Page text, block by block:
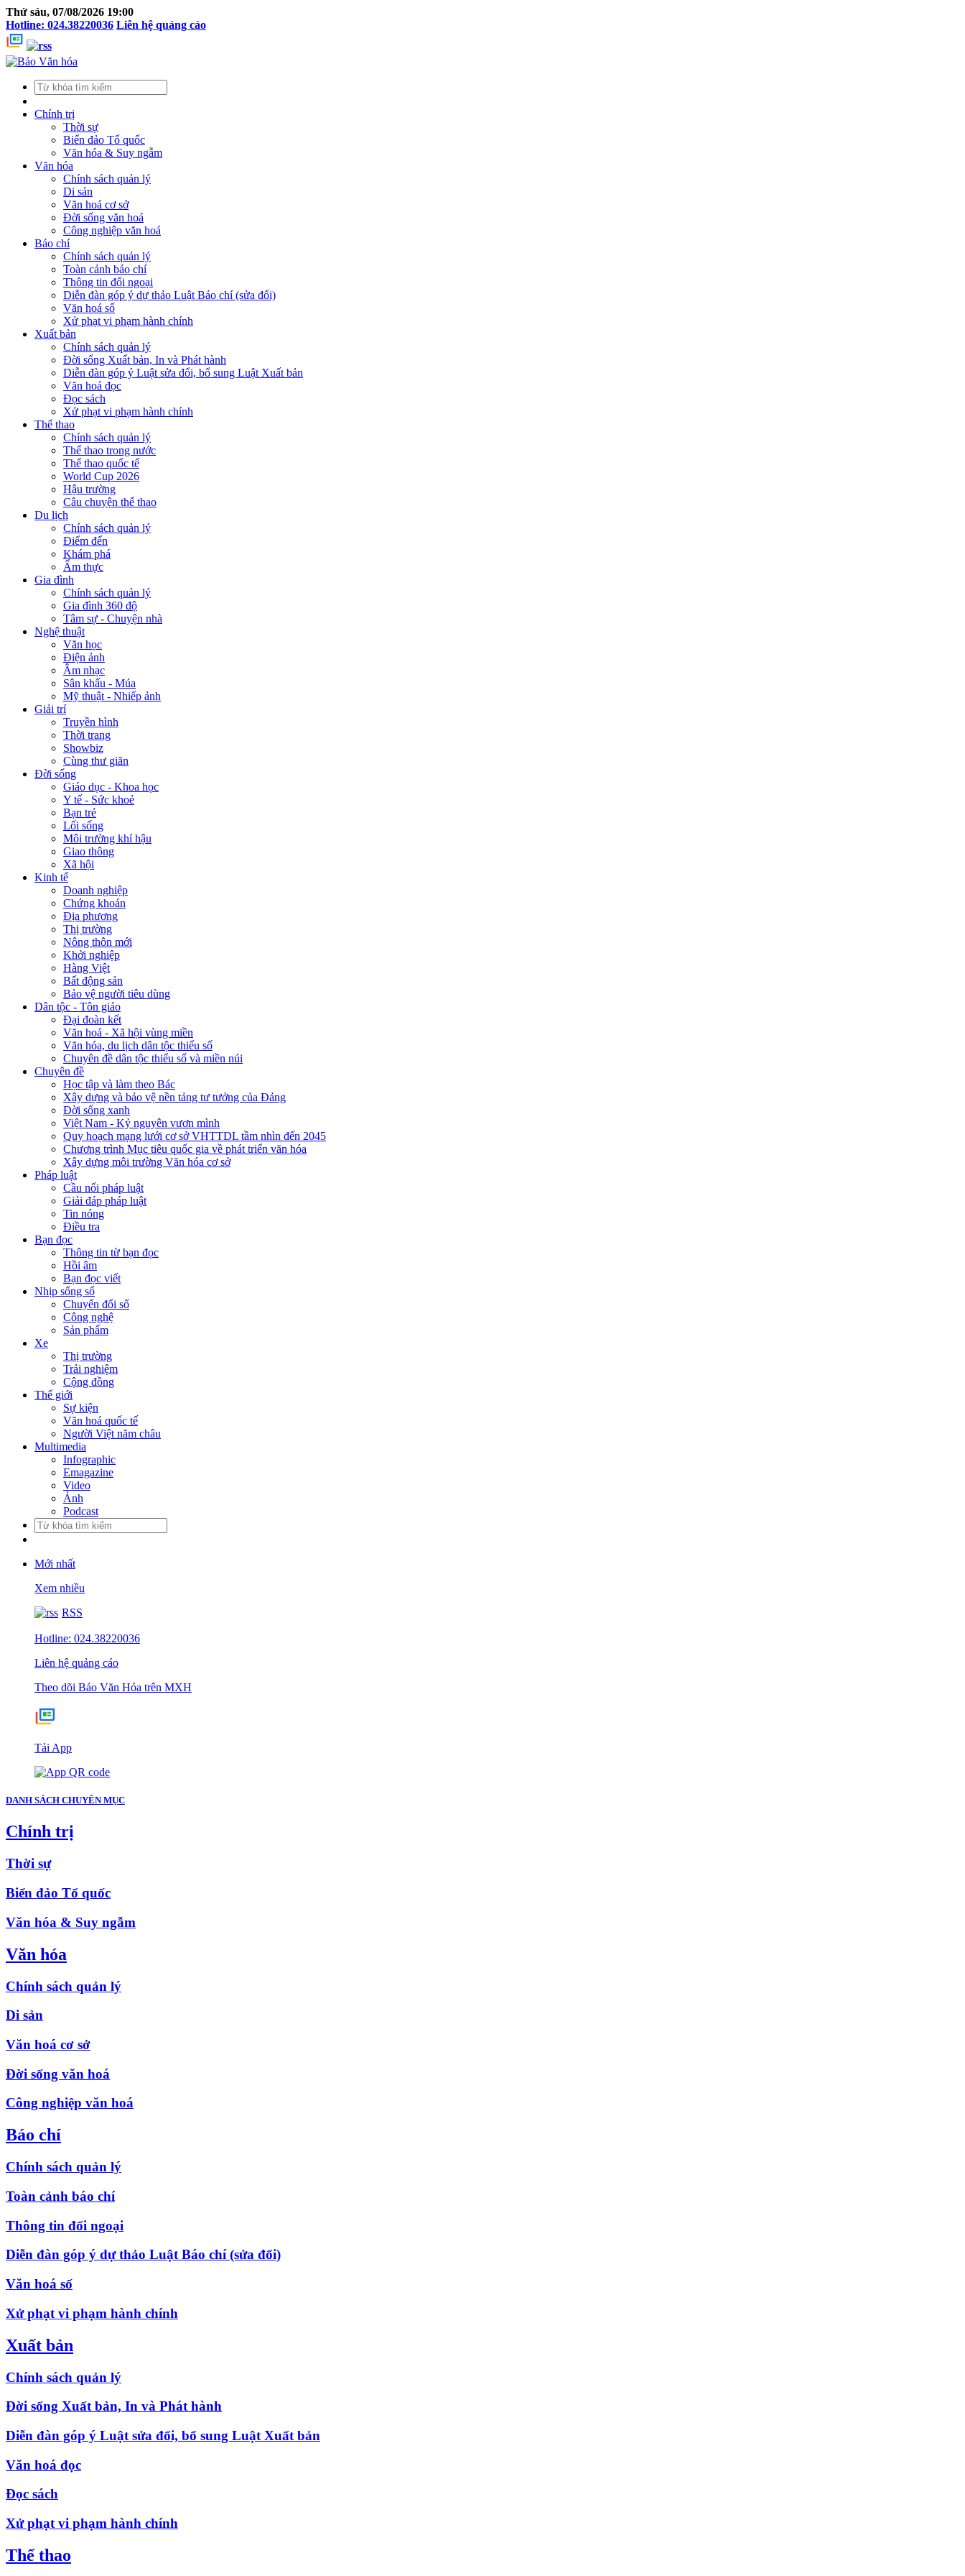
Thứ sáu, 07/08/2026 19:00
Hotline: 024.38220036 Liên hệ quảng cáo
Chính trị
Thời sự
Biển đảo Tổ quốc
Văn hóa & Suy ngẫm
Văn hóa
Chính sách quản lý
Di sản
Văn hoá cơ sở
Đời sống văn hoá
Công nghiệp văn hoá
Báo chí
Chính sách quản lý
Toàn cảnh báo chí
Thông tin đối ngoại
Diễn đàn góp ý dự thảo Luật Báo chí (sửa đổi)
Văn hoá số
Xử phạt vi phạm hành chính
Xuất bản
Chính sách quản lý
Đời sống Xuất bản, In và Phát hành
Diễn đàn góp ý Luật sửa đổi, bổ sung Luật Xuất bản
Văn hoá đọc
Đọc sách
Xử phạt vi phạm hành chính
Thể thao
Chính sách quản lý
Thể thao trong nước
Thể thao quốc tế
World Cup 2026
Hậu trường
Câu chuyện thể thao
Du lịch
Chính sách quản lý
Điểm đến
Khám phá
Ẩm thực
Gia đình
Chính sách quản lý
Gia đình 360 độ
Tâm sự - Chuyện nhà
Nghệ thuật
Văn học
Điện ảnh
Âm nhạc
Sân khấu - Múa
Mỹ thuật - Nhiếp ảnh
Giải trí
Truyền hình
Thời trang
Showbiz
Cùng thư giãn
Đời sống
Giáo dục - Khoa học
Y tế - Sức khoẻ
Bạn trẻ
Lối sống
Môi trường khí hậu
Giao thông
Xã hội
Kinh tế
Doanh nghiệp
Chứng khoán
Địa phương
Thị trường
Nông thôn mới
Khởi nghiệp
Hàng Việt
Bất động sản
Bảo vệ người tiêu dùng
Dân tộc - Tôn giáo
Đại đoàn kết
Văn hoá - Xã hội vùng miền
Văn hóa, du lịch dân tộc thiểu số
Chuyên đề dân tộc thiểu số và miền núi
Chuyên đề
Học tập và làm theo Bác
Xây dựng và bảo vệ nền tảng tư tưởng của Đảng
Đời sống xanh
Việt Nam - Kỷ nguyên vươn mình
Quy hoạch mạng lưới cơ sở VHTTDL tầm nhìn đến 2045
Chương trình Mục tiêu quốc gia về phát triển văn hóa
Xây dựng môi trường Văn hóa cơ sở
Pháp luật
Cầu nối pháp luật
Giải đáp pháp luật
Tin nóng
Điều tra
Bạn đọc
Thông tin từ bạn đọc
Hồi âm
Bạn đọc viết
Nhịp sống số
Chuyển đổi số
Công nghệ
Sản phẩm
Xe
Thị trường
Trải nghiệm
Cộng đồng
Thế giới
Sự kiện
Văn hoá quốc tế
Người Việt năm châu
Multimedia
Infographic
Emagazine
Video
Ảnh
Podcast
Mới nhất
Xem nhiều
RSS
Hotline: 024.38220036
Liên hệ quảng cáo
Theo dõi Báo Văn Hóa trên MXH
Tải App
DANH SÁCH CHUYÊN MỤC
Chính trị
Thời sự
Biển đảo Tổ quốc
Văn hóa & Suy ngẫm
Văn hóa
Chính sách quản lý
Di sản
Văn hoá cơ sở
Đời sống văn hoá
Công nghiệp văn hoá
Báo chí
Chính sách quản lý
Toàn cảnh báo chí
Thông tin đối ngoại
Diễn đàn góp ý dự thảo Luật Báo chí (sửa đổi)
Văn hoá số
Xử phạt vi phạm hành chính
Xuất bản
Chính sách quản lý
Đời sống Xuất bản, In và Phát hành
Diễn đàn góp ý Luật sửa đổi, bổ sung Luật Xuất bản
Văn hoá đọc
Đọc sách
Xử phạt vi phạm hành chính
Thể thao